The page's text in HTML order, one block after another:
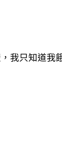
我只知道我